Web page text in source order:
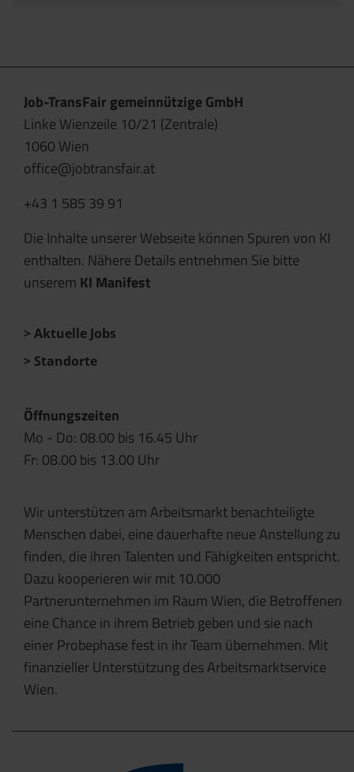
Job-TransFair gemeinnützige GmbH
Linke Wienzeile 10/21 (Zentrale)
1060 Wien
office@jobtransfair.at
+43 1 585 39 91
Die Inhalte unserer Webseite können Spuren von KI
enthalten. Nähere Details entnehmen Sie bitte
unserem KI Manifest
Aktuelle Jobs
Standorte
Öffnungszeiten
Mo - Do: 08.00 bis 16.45 Uhr
Fr: 08.00 bis 13.00 Uhr
Wir unterstützen am Arbeitsmarkt benachteiligte
Menschen dabei, eine dauerhafte neue Anstellung zu
finden, die ihren Talenten und Fähigkeiten entspricht.
Dazu kooperieren wir mit 10.000
Partnerunternehmen im Raum Wien, die Betroffenen
eine Chance in ihrem Betrieb geben und sie nach
einer Probephase fest in ihr Team übernehmen. Mit
finanzieller Unterstützung des Arbeitsmarktservice
Wien.